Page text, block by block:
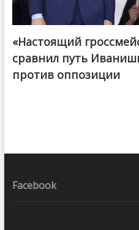
@ქართული ოცნება / Georgian
«Настоящий
сравнил путь
против оппозиции
Facebook